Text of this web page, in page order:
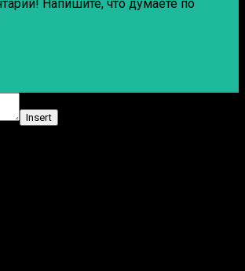
Напишите, что думаете по
Insert